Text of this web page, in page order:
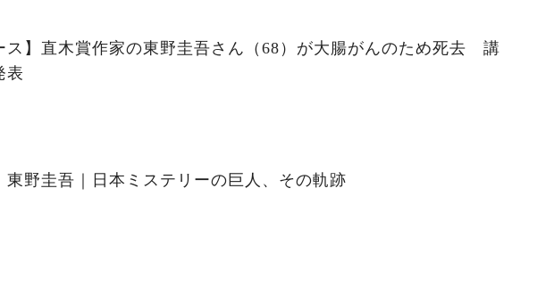
ス】直木賞作家の東野圭吾さん（68）が大腸がんのため死去 講
表
東野圭吾｜日本ミステリーの巨人、その軌跡